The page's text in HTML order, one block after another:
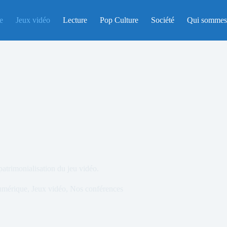
Jeux vidéo Lecture Pop Culture Société Qui